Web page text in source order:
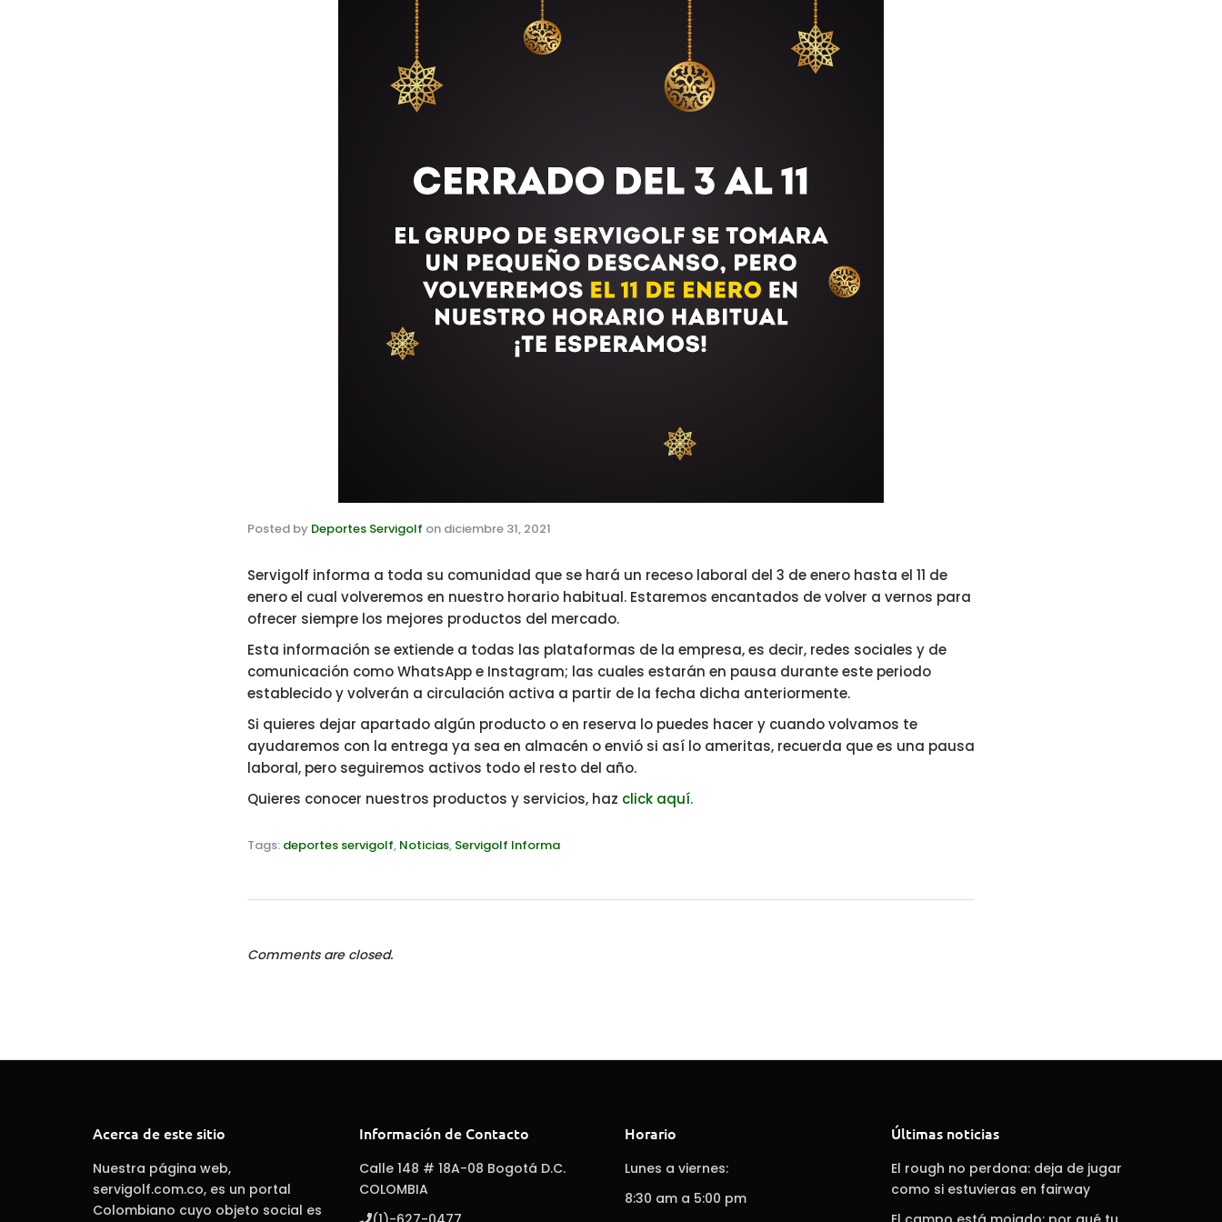
Posted by Deportes Servigolf on diciembre 31, 2021
Servigolf informa a toda su comunidad que se hará un receso laboral del 3 de enero hasta el 11 de
enero el cual volveremos en nuestro horario habitual. Estaremos encantados de volver a vernos para
ofrecer siempre los mejores productos del mercado.
Esta información se extiende a todas las plataformas de la empresa, es decir, redes sociales y de
comunicación como WhatsApp e Instagram; las cuales estarán en pausa durante este periodo
establecido y volverán a circulación activa a partir de la fecha dicha anteriormente.
Si quieres dejar apartado algún producto o en reserva lo puedes hacer y cuando volvamos te
ayudaremos con la entrega ya sea en almacén o envió si así lo ameritas, recuerda que es una pausa
laboral, pero seguiremos activos todo el resto del año.
Quieres conocer nuestros productos y servicios, haz click aquí.
Tags: deportes servigolf, Noticias, Servigolf Informa
Comments are closed.
Acerca de este sitio
Nuestra página web,
servigolf.com.co, es un portal
Colombiano cuyo objeto social es
Información de Contacto
Calle 148 # 18A-08 Bogotá D.C.
COLOMBIA
Horario
Lunes a viernes:
8:30 am a 5:00 pm
Últimas noticias
El rough no perdona: deja de jugar
como si estuvieras en fairway